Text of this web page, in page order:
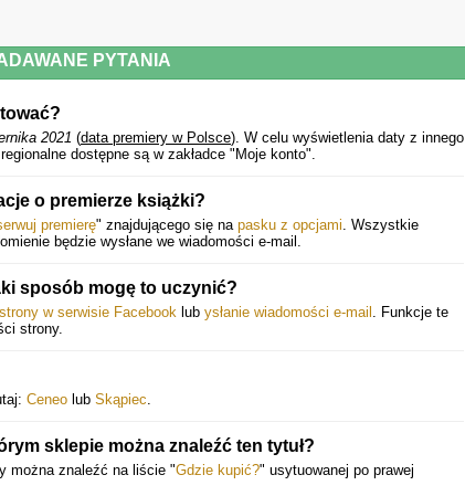
PYTANIA
2021 (data premiery w Polsce). W celu wyświetlenia daty z innego
dostępne są w zakładce "Moje konto".
o premierze książki?
premierę" znajdującego się na pasku z opcjami. Wszystkie
będzie wysłane we wiadomości e-mail.
sposób mogę to uczynić?
w serwisie Facebook lub ysłanie wiadomości e-mail . Funkcje te
strony.
Ceneo lub Skąpiec.
sklepie można znaleźć ten tytuł?
można znaleźć na liście "Gdzie kupić?" usytuowanej po prawej